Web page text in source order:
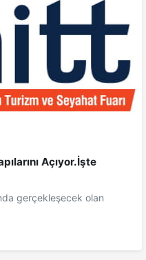
Açıyor.İşte
gerçekleşecek olan